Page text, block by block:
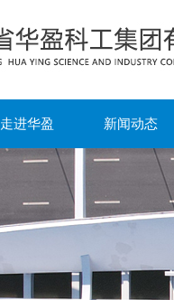
走进华盈 新闻动态